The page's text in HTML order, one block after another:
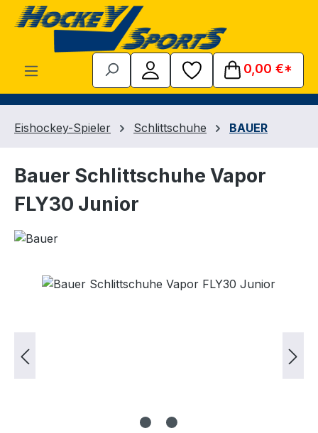
Zum Hauptinhalt springen
0,00 €*
Eishockey-Spieler Schlittschuhe BAUER
Bauer Schlittschuhe Vapor
FLY30 Junior
Bildergalerie überspringen